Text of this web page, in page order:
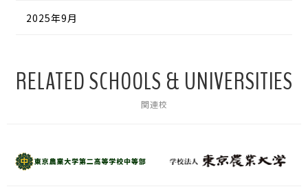
2025年9月
RELATED SCHOOLS & UNIVERSITIES
関連校